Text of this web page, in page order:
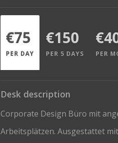
€75
PER DAY
€150
PER 5 DAYS PER
Desk description
Corporate Design Büro mit
Arbeitsplätzen. Ausgestattet